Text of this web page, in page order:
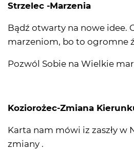
Strzelec -Marzenia
Bądź otwarty na nowe idee.
marzeniom, bo to ogromne
Pozwól Sobie na Wielkie
Koziorożec-Zmiana
Karta nam mówi iz zaszły w
zmiany .